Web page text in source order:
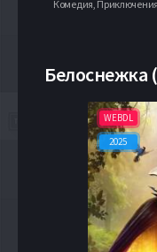
Белоснежка
WEBDL
2025